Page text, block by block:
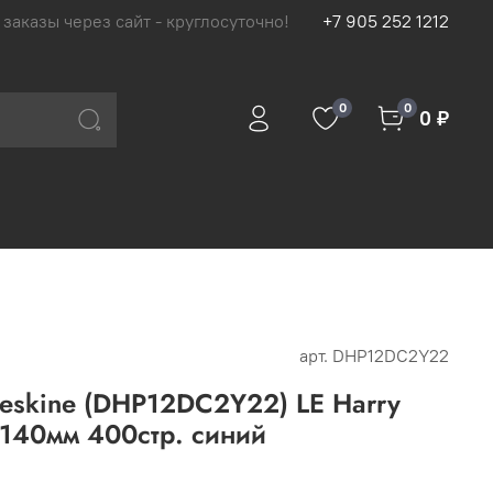
через сайт - круглосуточно! +7 905 252 1212
0 0 0 ₽
арт. DHP12DC2Y22
(DHP12DC2Y22) LE Harry
400стр. синий